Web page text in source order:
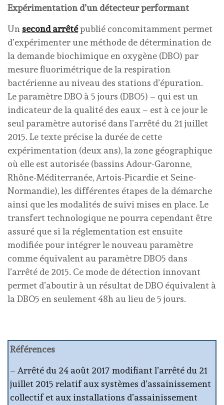
Expérimentation d’un détecteur performant
Un second arrêtépublié concomitamment permet
d’expérimenter une méthode de détermination de
la demande biochimique en oxygène (DBO) par
mesure fluorimétrique de la respiration
bactérienne au niveau des stations d’épuration.
Le paramètre DBO à 5 jours (DBO5) – qui est un
indicateur de la qualité des eaux – est à ce jour le
seul paramètre autorisé dans l’arrêté du 21 juillet
2015. Le texte précise la durée de cette
expérimentation (deux ans), la zone géographique
où elle est autorisée (bassins Adour-Garonne,
Rhône-Méditerranée, Artois-Picardie et Seine-
Normandie), les différentes étapes de la démarche
ainsi que les modalités de suivi mises en place. Le
transfert technologique ne pourra cependant être
assuré que si la réglementation est ensuite
modifiée pour intégrer le nouveau paramètre
comme équivalent au paramètre DBO5 dans
l’arrêté de 2015. Ce mode de détection innovant
permet d’aboutir à un résultat de DBO équivalent à
la DBO5 en seulement 48h au lieu de 5 jours.
Références
– Arrêté du 24 août 2017 modifiant l’arrêté du 21
juillet 2015 relatif aux systèmes d’assainissement
collectif et aux installations d’assainissement